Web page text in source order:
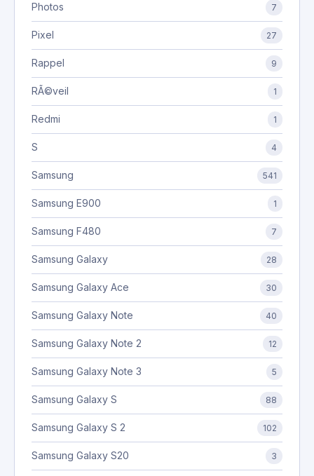
Photos 7
Pixel 27
Rappel 9
RÃ©veil 1
Redmi 1
S 4
Samsung 541
Samsung E900 1
Samsung F480 7
Samsung Galaxy 28
Samsung Galaxy Ace 30
Samsung Galaxy Note 40
Samsung Galaxy Note 2 12
Samsung Galaxy Note 3 5
Samsung Galaxy S 88
Samsung Galaxy S 2 102
Samsung Galaxy S20 3